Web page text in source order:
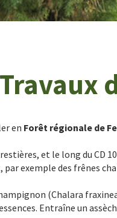
en Forêt régionale de
et le long du CD
exemple des frênes
(Chalara
Entraîne un